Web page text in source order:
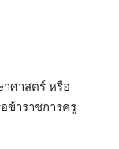
ศาสตร์ หรือ
ข้าราชการครู